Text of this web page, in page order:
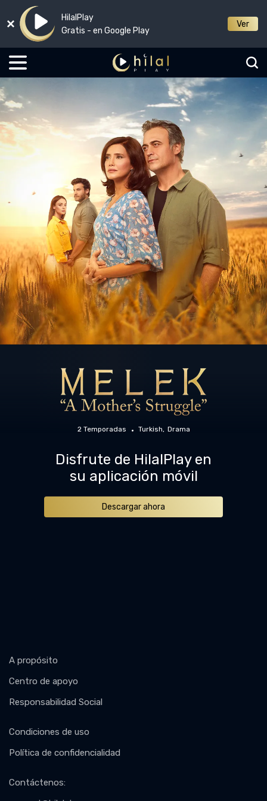
HilalPlay
Gratis - en Google Play
Ver
2 Temporadas Turkish Drama
Disfrute de HilalPlay en
su aplicación móvil
Descargar ahora
A propósito
Centro de apoyo
Responsabilidad Social
Condiciones de uso
Política de confidencialidad
Contáctenos: